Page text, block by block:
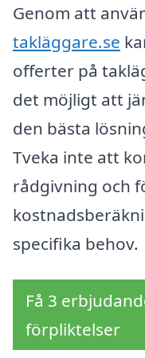
Genom att
takläggare.se
offerter på
det möjligt att
den bästa
Tveka inte att
rådgivning och
specifika behov.
Få 3
förpliktelser